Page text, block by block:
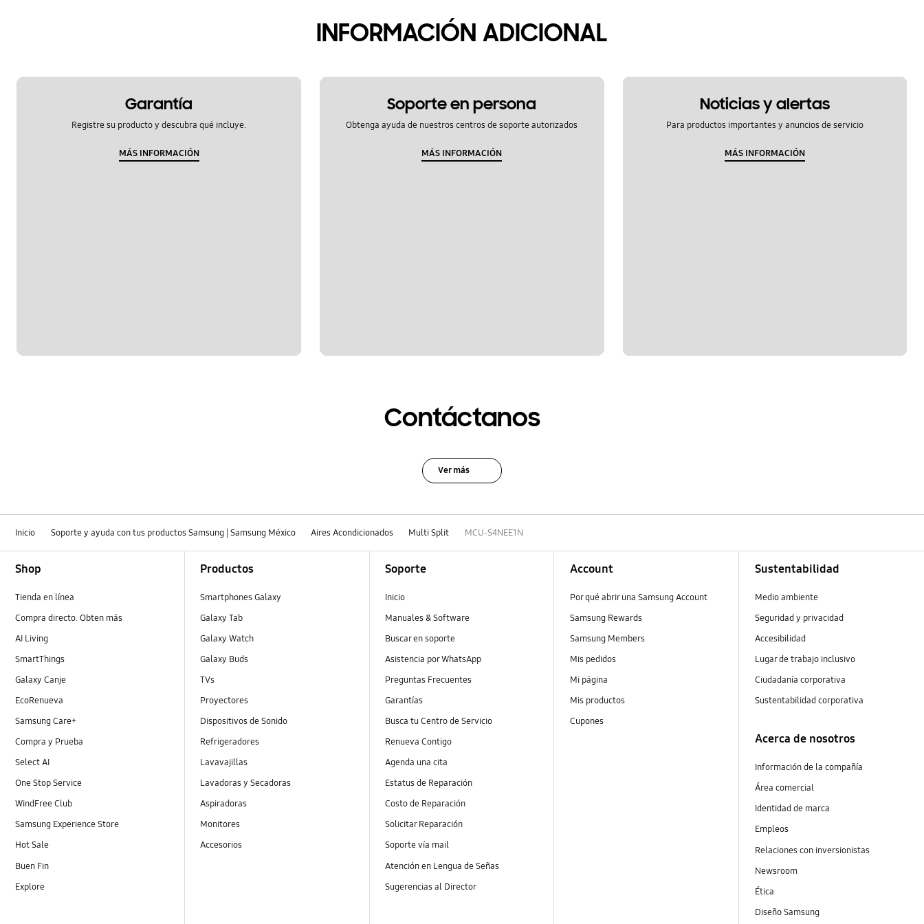
INFORMACIÓN ADICIONAL
Garantía
Registre su producto y descubra qué incluye.
MÁS INFORMACIÓN
Soporte en persona
Obtenga ayuda de nuestros centros de soporte autorizados
MÁS INFORMACIÓN
Noticias y alertas
Para productos importantes y anuncios de servicio
MÁS INFORMACIÓN
Contáctanos
Ver más
Inicio Soporte y ayuda con tus productos Samsung | Samsung México Aires Acondicionados Multi Split MCU-S4NEE1N
Shop
Tienda en línea
Compra directo. Obten más
AI Living
SmartThings
Galaxy Canje
EcoRenueva
Samsung Care+
Compra y Prueba
Select AI
One Stop Service
WindFree Club
Samsung Experience Store
Hot Sale
Buen Fin
Explore
Productos
Smartphones Galaxy
Galaxy Tab
Galaxy Watch
Galaxy Buds
TVs
Proyectores
Dispositivos de Sonido
Refrigeradores
Lavavajillas
Lavadoras y Secadoras
Aspiradoras
Monitores
Accesorios
Soporte
Inicio
Manuales & Software
Buscar en soporte
Asistencia por WhatsApp
Preguntas Frecuentes
Garantías
Busca tu Centro de Servicio
Renueva Contigo
Agenda una cita
Estatus de Reparación
Costo de Reparación
Solicitar Reparación
Soporte vía mail
Atención en Lengua de Señas
Sugerencias al Director
Account
Por qué abrir una Samsung Account
Samsung Rewards
Samsung Members
Mis pedidos
Mi página
Mis productos
Cupones
Sustentabilidad
Medio ambiente
Seguridad y privacidad
Accesibilidad
Lugar de trabajo inclusivo
Ciudadanía corporativa
Sustentabilidad corporativa
Acerca de nosotros
Información de la compañía
Área comercial
Identidad de marca
Empleos
Relaciones con inversionistas
Newsroom
Ética
Diseño Samsung